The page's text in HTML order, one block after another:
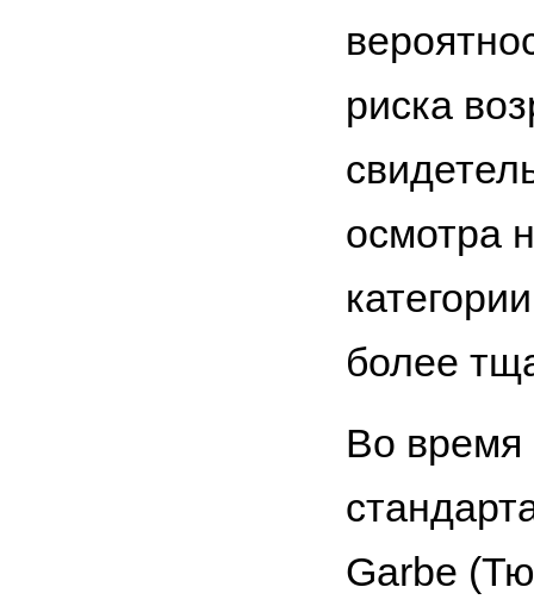
риска
осмотра
более
Во время
Garbe